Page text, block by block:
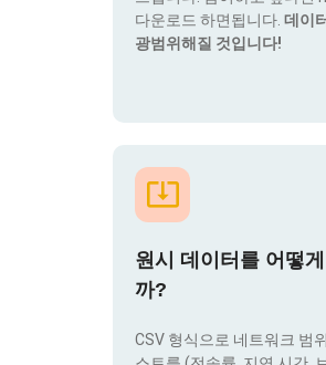
다운로드 하면됩니다. 데이
광범위해질 것입니다!
원시 데이터를 어떻
까?
CSV 형식으로 네트워크 범